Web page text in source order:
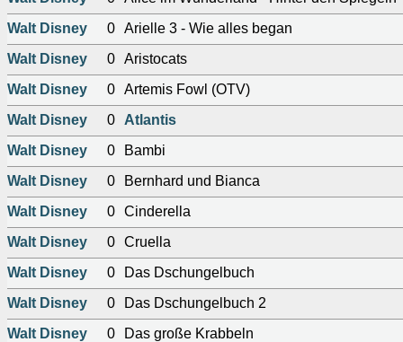
Walt Disney
0 Arielle 3 - Wie alles began
Walt Disney
0 Aristocats
Walt Disney
0 Artemis Fowl (OTV)
Walt Disney
0
Atlantis
Walt Disney
0
Bambi
Walt Disney
0
Bernhard und Bianca
Walt Disney
0 Cinderella
Walt Disney
0 Cruella
Walt Disney
0
Das Dschungelbuch
Walt Disney
0
Das Dschungelbuch 2
Walt Disney
0
Das große Krabbeln